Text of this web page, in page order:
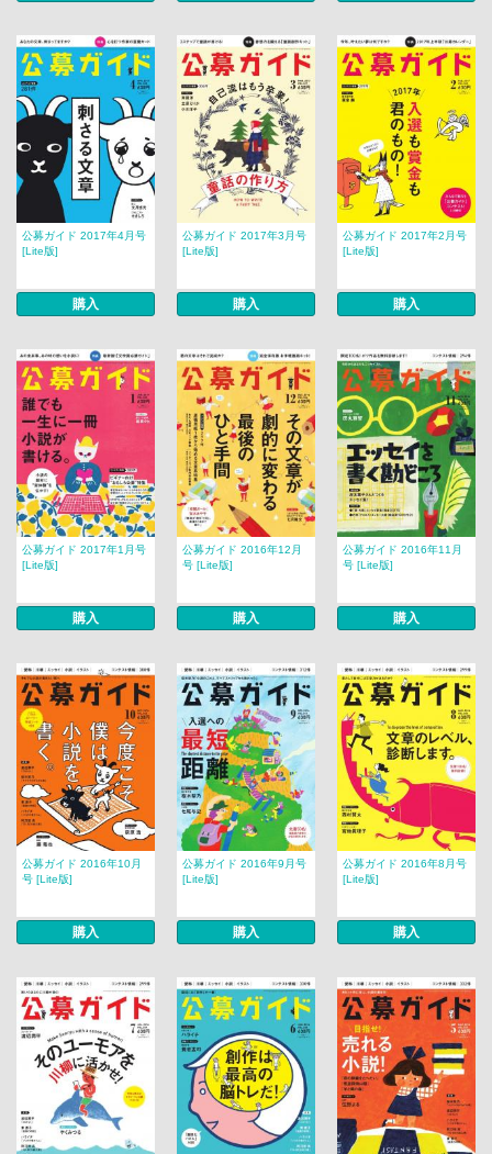
公募ガイド 2017年4月号
[Lite版]
購入
公募ガイド 2017年3月号
[Lite版]
購入
公募ガイド 2017年2月号
[Lite版]
購入
公募ガイド 2017年1月号
[Lite版]
購入
公募ガイド 2016年12月
号 [Lite版]
購入
公募ガイド 2016年11月
号 [Lite版]
購入
公募ガイド 2016年10月
号 [Lite版]
購入
公募ガイド 2016年9月号
[Lite版]
購入
公募ガイド 2016年8月号
[Lite版]
購入